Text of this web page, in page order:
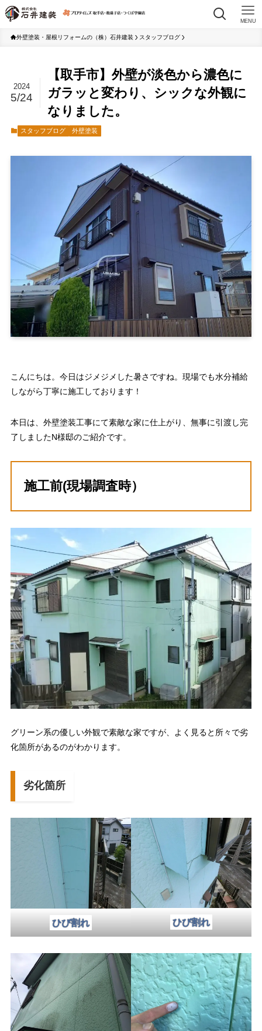
MENU
外壁塗装・屋根リフォームの（株）石井建装 スタッフブログ
【取手市】外壁が淡色から濃色に
ガラッと変わり、シックな外観に
なりました。
2024
5/24
スタッフブログ 外壁塗装
こんにちは。今日はジメジメした暑さですね。現場でも水分補給
しながら丁寧に施工しております！
本日は、外壁塗装工事にて素敵な家に仕上がり、無事に引渡し完
了しましたN様邸のご紹介です。
施工前(現場調査時）
グリーン系の優しい外観で素敵な家ですが、よく見ると所々で劣
化箇所があるのがわかります。
劣化箇所
ひび割れ ひび割れ